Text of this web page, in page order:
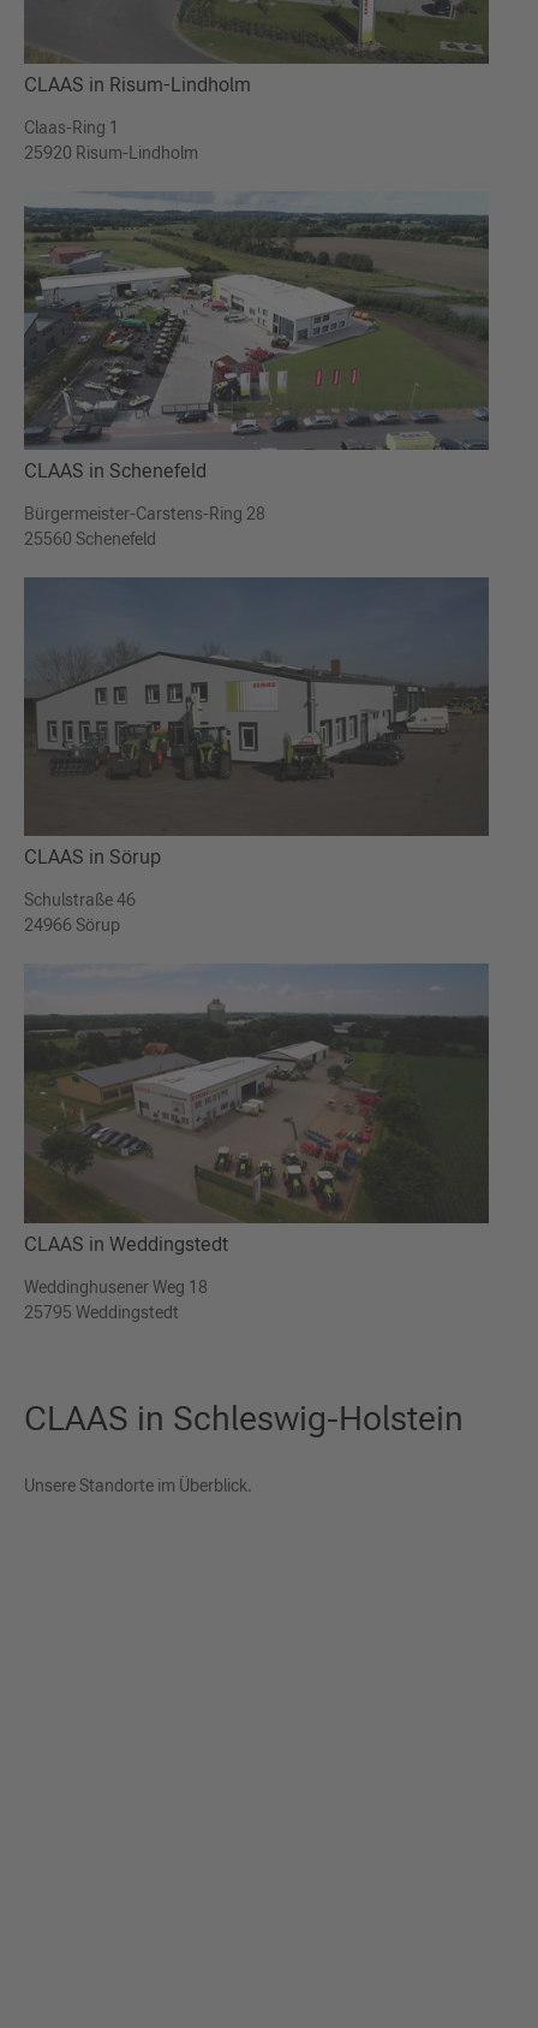
CLAAS in Risum-Lindholm
Claas-Ring 1
25920 Risum-Lindholm
CLAAS in Schenefeld
Bürgermeister-Carstens-Ring 28
25560 Schenefeld
CLAAS in Sörup
Schulstraße 46
24966 Sörup
CLAAS in Weddingstedt
Weddinghusener Weg 18
25795 Weddingstedt
CLAAS in Schleswig-Holstein
Unsere Standorte im Überblick.